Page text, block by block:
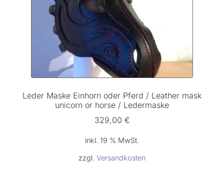
Leder Maske Einhorn oder Pferd / Leather mask
unicorn or horse / Ledermaske
329,00 €
inkl. 19 % MwSt.
zzgl. Versandkosten